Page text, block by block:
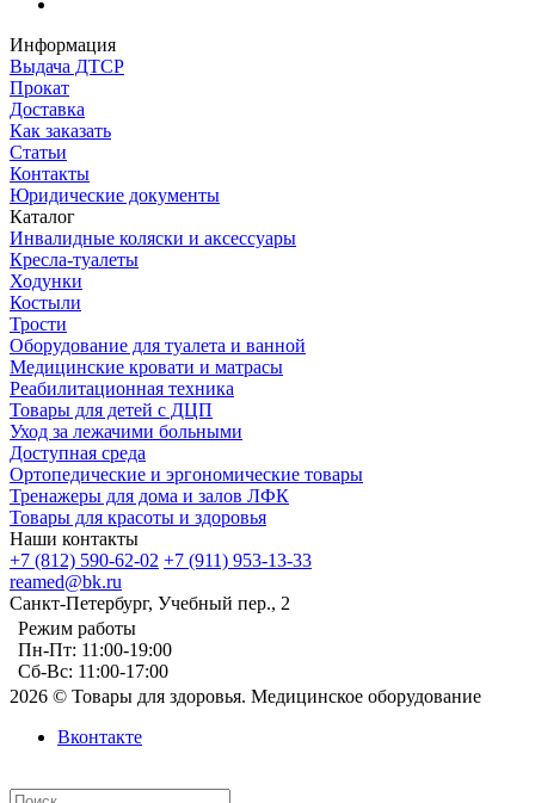
Информация
Выдача ДТСР
Прокат
Доставка
Как заказать
Статьи
Контакты
Юридические документы
Каталог
Инвалидные коляски и аксессуары
Кресла-туалеты
Ходунки
Костыли
Трости
Оборудование для туалета и ванной
Медицинские кровати и матрасы
Реабилитационная техника
Товары для детей с ДЦП
Уход за лежачими больными
Доступная среда
Ортопедические и эргономические товары
Тренажеры для дома и залов ЛФК
Товары для красоты и здоровья
Наши контакты
+7 (812) 590-62-02 +7 (911) 953-13-33
reamed@bk.ru
Санкт-Петербург, Учебный пер., 2
Режим работы
Пн-Пт: 11:00-19:00
Сб-Вс: 11:00-17:00
2026 © Товары для здоровья. Медицинское оборудование
Вконтакте